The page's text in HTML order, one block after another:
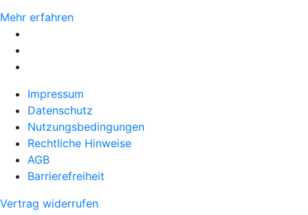
Mehr erfahren
Impressum
Datenschutz
Nutzungsbedingungen
Rechtliche Hinweise
AGB
Barrierefreiheit
Vertrag widerrufen